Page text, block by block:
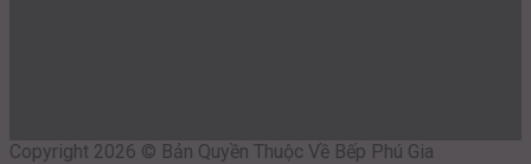
Copyright 2026 © Bản Quyền Thuộc Về Bếp Phú Gia